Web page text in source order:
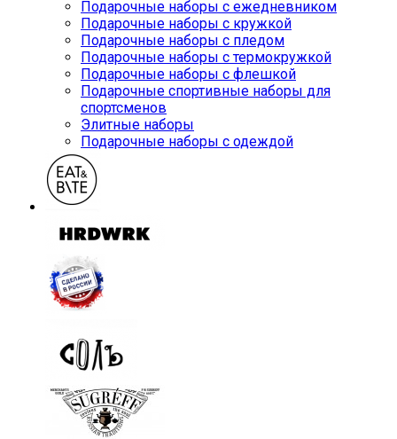
Подарочные наборы с ежедневником
Подарочные наборы с кружкой
Подарочные наборы с пледом
Подарочные наборы с термокружкой
Подарочные наборы с флешкой
Подарочные спортивные наборы для
спортсменов
Элитные наборы
Подарочные наборы с одеждой